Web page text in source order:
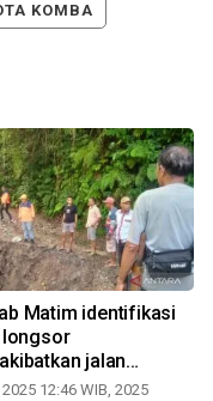
KOMBA
Matim identifikasi
longsor
jalan
12:46 WIB, 2025